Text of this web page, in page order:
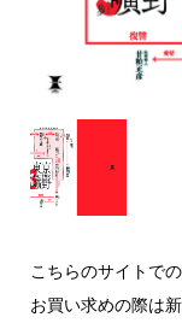
こちらのサイトで
お買い求めの際は